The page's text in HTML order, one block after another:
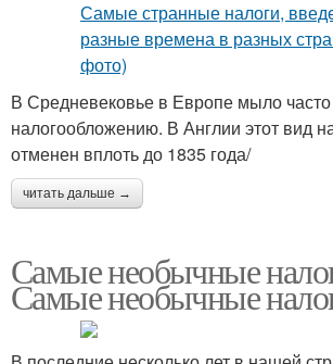
В Средневековье в Европе мыло
налогообложению. В Англии этот вид
отменен вплоть до 1835 года/
читать дальше →
Самые необычные
Самые необычные